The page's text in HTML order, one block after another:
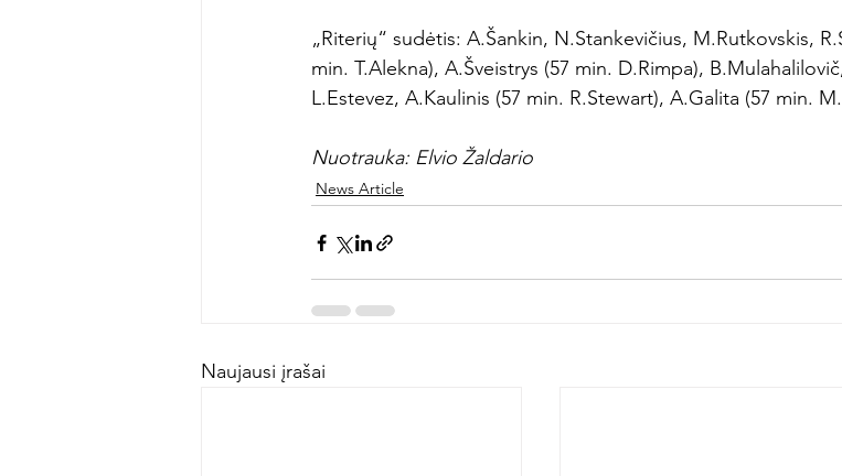
„Riterių“ sudėtis: A.Šankin, N.Stankevičius, M.Rutkovskis,
min. T.Alekna), A.Šveistrys (57 min. D.Rimpa),
L.Estevez, A.Kaulinis (57 min. R.Stewart), A.Galita (57 min.
Nuotrauka: Elvio Žaldario
News Article
Naujausi įrašai